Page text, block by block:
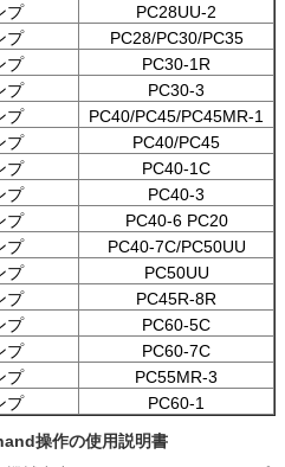
プ
PC28UU-2
プ
PC28/PC30/PC35
プ
PC30-1R
プ
PC30-3
プ
PC40/PC45/PC45MR-1
プ
PC40/PC45
プ
PC40-1C
プ
PC40-3
プ
PC40-6 PC20
プ
PC40-7C/PC50UU
プ
PC50UU
プ
PC45R-8R
プ
PC60-5C
プ
PC60-7C
プ
PC55MR-3
プ
PC60-1
操作の使用説明書